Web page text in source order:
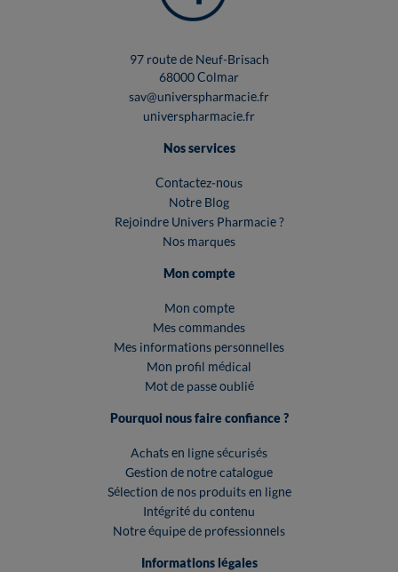
97 route de Neuf-Brisach
68000 Colmar
sav@universpharmacie.fr
universpharmacie.fr
Nos services
Contactez-nous
Notre Blog
Rejoindre Univers Pharmacie ?
Nos marques
Mon compte
Mon compte
Mes commandes
Mes informations personnelles
Mon profil médical
Mot de passe oublié
Pourquoi nous faire confiance ?
Achats en ligne sécurisés
Gestion de notre catalogue
Sélection de nos produits en ligne
Intégrité du contenu
Notre équipe de professionnels
Informations légales